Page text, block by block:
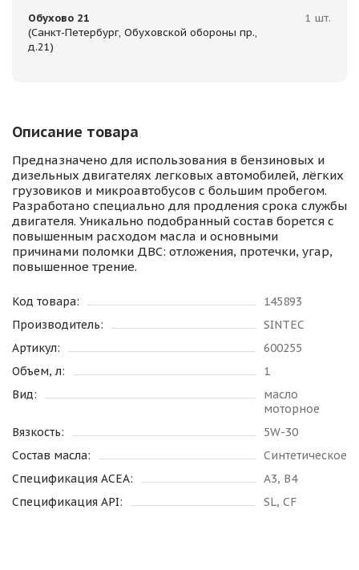
Обухово 21
(Санкт-Петербург, Обуховской обороны пр.,
д.21)
1 шт.
Описание товара
Предназначено для использования в бензиновых и
дизельных двигателях легковых автомобилей, лёгких
грузовиков и микроавтобусов с большим пробегом.
Разработано специально для продления срока службы
двигателя. Уникально подобранный состав борется с
повышенным расходом масла и основными
причинами поломки ДВС: отложения, протечки, угар,
повышенное трение.
Код товара:
145893
Производитель:
SINTEC
Артикул:
600255
Объем, л:
1
Вид:
масло
моторное
Вязкость:
5W-30
Состав масла:
Синтетическое
Спецификация ACEA:
A3, B4
Спецификация API:
SL, CF